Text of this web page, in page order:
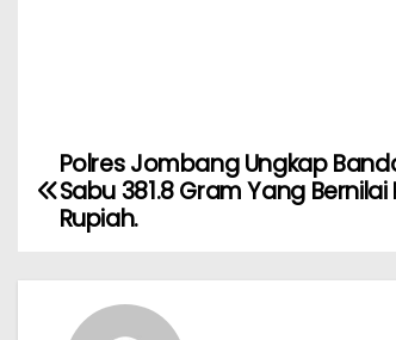
Polres Jombang Ungkap
Sabu 381.8 Gram Yang
Rupiah.